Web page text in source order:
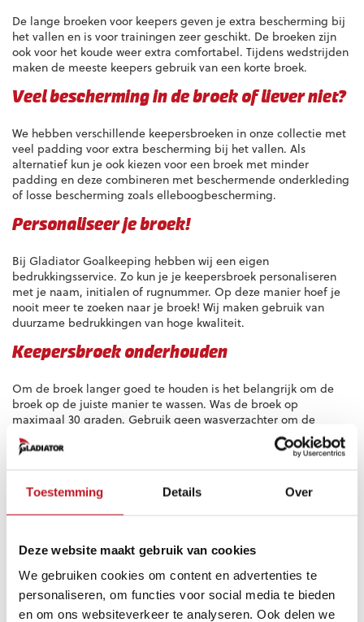
Toestemming Details Over
Deze website maakt gebruik van cookies
We gebruiken cookies om content en advertenties te
personaliseren, om functies voor social media te bieden
en om ons websiteverkeer te analyseren. Ook delen we
De lange broeken voor keepers geven je extra bescherming bij
het vallen en is voor trainingen zeer geschikt. De broeken zijn
ook voor het koude weer extra comfortabel. Tijdens wedstrijden
maken de meeste keepers gebruik van een korte broek.
Veel bescherming in de broek of liever niet?
We hebben verschillende keepersbroeken in onze collectie met
veel padding voor extra bescherming bij het vallen. Als
alternatief kun je ook kiezen voor een broek met minder
padding en deze combineren met beschermende onderkleding
of losse bescherming zoals elleboogbescherming.
Personaliseer je broek!
Bij Gladiator Goalkeeping hebben wij een eigen
bedrukkingsservice. Zo kun je je keepersbroek personaliseren
met je naam, initialen of rugnummer. Op deze manier hoef je
nooit meer te zoeken naar je broek! Wij maken gebruik van
duurzame bedrukkingen van hoge kwaliteit.
Keepersbroek onderhouden
Om de broek langer goed te houden is het belangrijk om de
broek op de juiste manier te wassen. Was de broek op
maximaal 30 graden. Gebruik geen wasverzachter om de
elasticiteit te behouden. Laat de broek vervolgens aan de lucht
drogen, vermijd dan ook de droger.
Twijfel je over de juiste maat keepersbroek? Raadpleeg dan
productpagina, zodat je altijd zonder zorgen de juiste maat
kunt bestellen. Twijfel je over je maat? Dan kun je altijd contact
opnemen met onze klantenservice.
Keepersbroek kopen?